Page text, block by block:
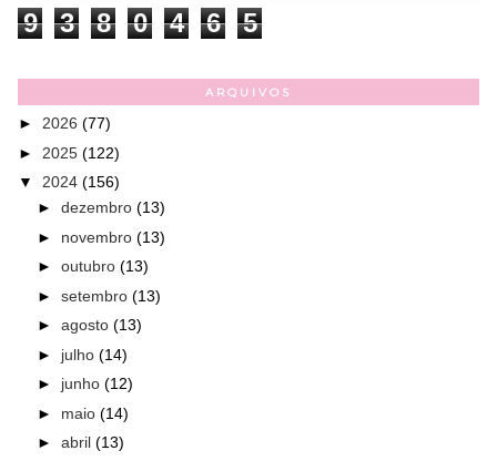
9 3 8 0 4 6 5
ARQUIVOS
► 2026 (77)
► 2025 (122)
▼ 2024 (156)
► dezembro (13)
► novembro (13)
► outubro (13)
► setembro (13)
► agosto (13)
► julho (14)
► junho (12)
► maio (14)
► abril (13)